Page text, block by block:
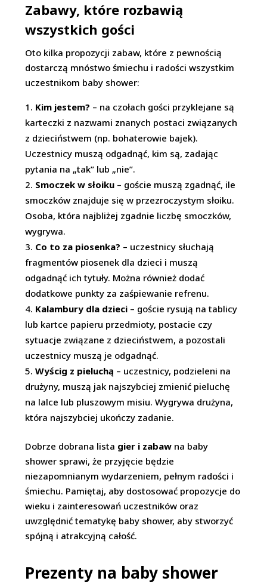
Zabawy, które rozbawią
wszystkich gości
Oto kilka propozycji zabaw, które z pewnością
dostarczą mnóstwo śmiechu i radości wszystkim
uczestnikom baby shower:
Kim jestem? – na czołach gości przyklejane są
karteczki z nazwami znanych postaci związanych
z dzieciństwem (np. bohaterowie bajek).
Uczestnicy muszą odgadnąć, kim są, zadając
pytania na „tak” lub „nie”.
Smoczek w słoiku – goście muszą zgadnąć, ile
smoczków znajduje się w przezroczystym słoiku.
Osoba, która najbliżej zgadnie liczbę smoczków,
wygrywa.
Co to za piosenka? – uczestnicy słuchają
fragmentów piosenek dla dzieci i muszą
odgadnąć ich tytuły. Można również dodać
dodatkowe punkty za zaśpiewanie refrenu.
Kalambury dla dzieci – goście rysują na tablicy
lub kartce papieru przedmioty, postacie czy
sytuacje związane z dzieciństwem, a pozostali
uczestnicy muszą je odgadnąć.
Wyścig z pieluchą – uczestnicy, podzieleni na
drużyny, muszą jak najszybciej zmienić pieluchę
na lalce lub pluszowym misiu. Wygrywa drużyna,
która najszybciej ukończy zadanie.
Dobrze dobrana lista gier i zabaw na baby
shower sprawi, że przyjęcie będzie
niezapomnianym wydarzeniem, pełnym radości i
śmiechu. Pamiętaj, aby dostosować propozycje do
wieku i zainteresowań uczestników oraz
uwzględnić tematykę baby shower, aby stworzyć
spójną i atrakcyjną całość.
Prezenty na baby shower